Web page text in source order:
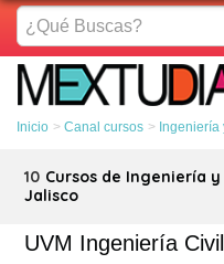
¿Qué
Buscas?
Inicio Canal cursos Ingeniería
10 Cursos de Ingeniería
Jalisco
UVM Ingeniería Civil